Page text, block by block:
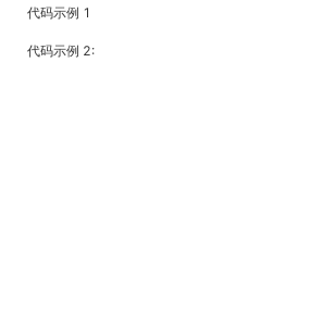
代码示例 1
代码示例 2: